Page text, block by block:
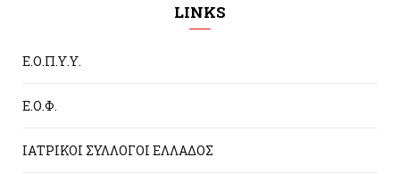
LINKS
Ε.Ο.Π.Υ.Υ.
Ε.Ο.Φ.
ΙΑΤΡΙΚΟΙ ΣΥΛΛΟΓΟΙ ΕΛΛΑΔΟΣ